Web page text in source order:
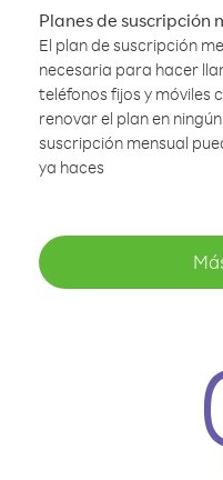
Planes de suscripción
El plan de suscripción
necesaria para hacer
teléfonos fijos y móviles
renovar el plan en
suscripción mensual
ya haces